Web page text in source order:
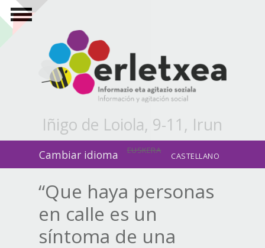
Pasar al contenido principal
Iñigo de Loiola, 9-11, Irun
Cambiar idioma EUSKERA
CASTELLANO
“Que haya personas
en calle es un
síntoma de una